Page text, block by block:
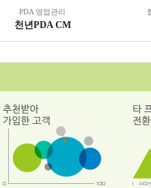
PDA 영업관리
천년PDA CM